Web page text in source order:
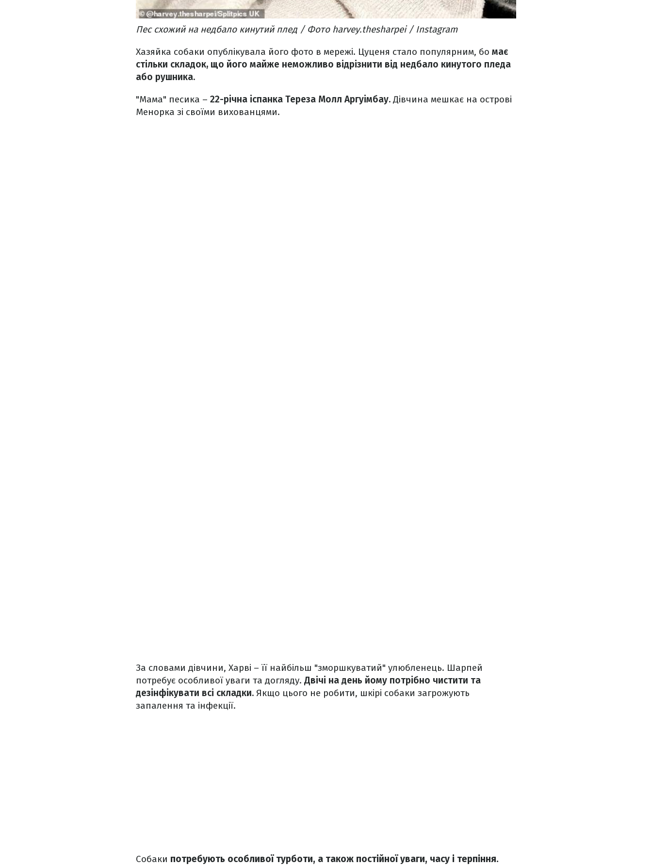
Пес схожий на недбало кинутий плед / Фото harvey.thesharpei / Instagram
Хазяйка собаки опублікувала його фото в мережі. Цуценя стало популярним, бо має
стільки складок, що його майже неможливо відрізнити від недбало кинутого пледа
або рушника.
"Мама" песика – 22-річна іспанка Тереза Молл Аргуімбау. Дівчина мешкає на острові
Менорка зі своїми вихованцями.
За словами дівчини, Харві – її найбільш "зморшкуватий" улюбленець. Шарпей
потребує особливої уваги та догляду. Двічі на день йому потрібно чистити та
дезінфікувати всі складки. Якщо цього не робити, шкірі собаки загрожують
запалення та інфекції.
Собаки потребують особливої турботи, а також постійної уваги, часу і терпіння.